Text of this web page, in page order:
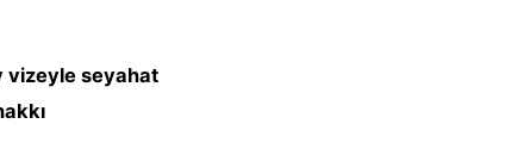
vizeyle seyahat